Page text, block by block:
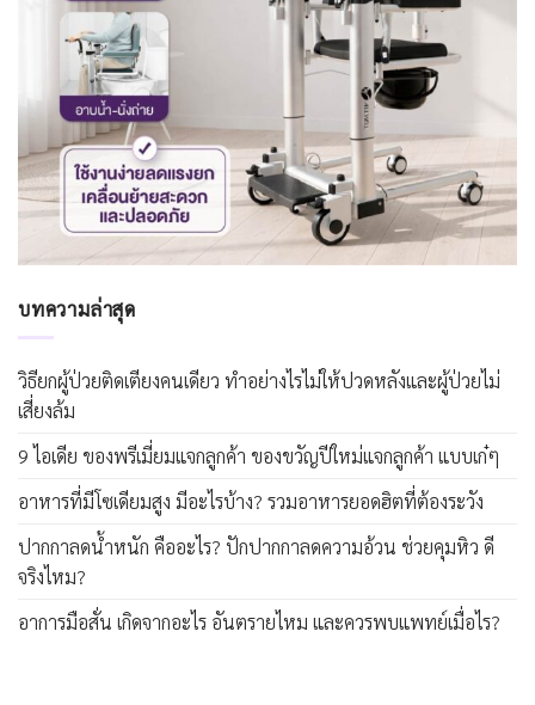
บทความล่าสุด
วิธียกผู้ป่วยติดเตียงคนเดียว ทำอย่างไรไม่ให้ปวดหลังและผู้ป่วยไม่
เสี่ยงล้ม
9 ไอเดีย ของพรีเมี่ยมแจกลูกค้า ของขวัญปีใหม่แจกลูกค้า แบบเก๋ๆ
อาหารที่มีโซเดียมสูง มีอะไรบ้าง? รวมอาหารยอดฮิตที่ต้องระวัง
ปากกาลดน้ำหนัก คืออะไร? ปักปากกาลดความอ้วน ช่วยคุมหิว ดี
จริงไหม?
อาการมือสั่น เกิดจากอะไร อันตรายไหม และควรพบแพทย์เมื่อไร?